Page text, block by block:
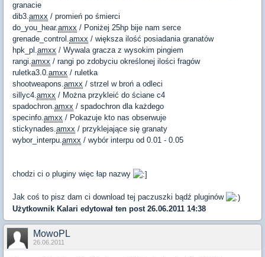
granacie
dib3.amxx / promień po śmierci
do_you_hear.amxx / Poniżej 25hp bije nam serce
grenade_control.amxx / większa ilość posiadania granatów
hpk_pl.amxx / Wywala gracza z wysokim pingiem
rangi.amxx / rangi po zdobyciu określonej ilości fragów
ruletka3.0.amxx / ruletka
shootweapons.amxx / strzel w broń a odleci
sillyc4.amxx / Można przykleić do ściane c4
spadochron.amxx / spadochron dla każdego
specinfo.amxx / Pokazuje kto nas obserwuje
stickynades.amxx / przyklejające się granaty
wybor_interpu.amxx / wybór interpu od 0.01 - 0.05
chodzi ci o pluginy więc łap nazwy
Jak coś to pisz dam ci download tej paczuszki bądź pluginów
Użytkownik Kalari edytował ten post 26.06.2011 14:38
MowoPL
26.06.2011